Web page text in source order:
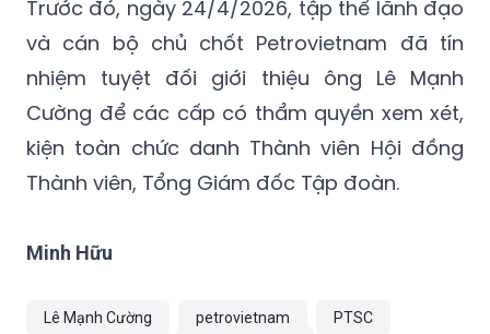
Trước đó, ngày 24/4/2026, tập thể lãnh đạo
và cán bộ chủ chốt Petrovietnam đã tín
nhiệm tuyệt đối giới thiệu ông Lê Mạnh
Cường để các cấp có thẩm quyền xem xét,
kiện toàn chức danh Thành viên Hội đồng
Thành viên, Tổng Giám đốc Tập đoàn.
Minh Hữu
Lê Mạnh Cường petrovietnam PTSC